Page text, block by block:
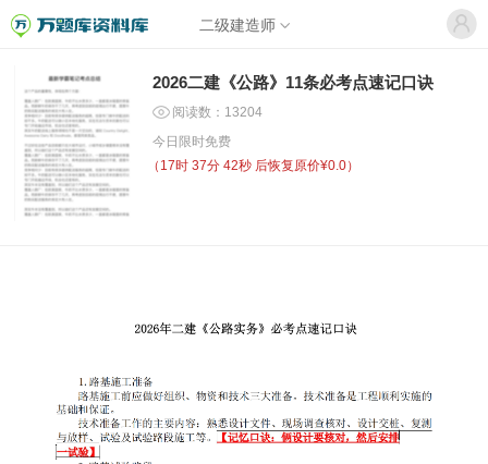
二级建造师
2026二建《公路》11条必考点速记口诀
阅读数：13204
今日限时免费
（ 17时 37分 42秒 后恢复原价¥0.0）